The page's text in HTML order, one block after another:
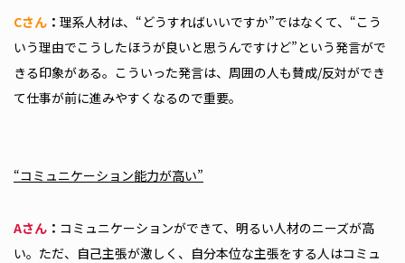
Cさん ： 理系人材は、“どうすればいいですか”ではなくて、“こう
いう理由でこうしたほうが良いと思うんですけど”という発言がで
きる印象がある。こういった発言は、周囲の人も賛成/反対ができ
て仕事が前に進みやすくなるので重要。
“コミュニケーション能力が高い”
Aさん ： コミュニケーションができて、明るい人材のニーズが高
い。ただ、自己主張が激しく、自分本位な主張をする人はコミュ